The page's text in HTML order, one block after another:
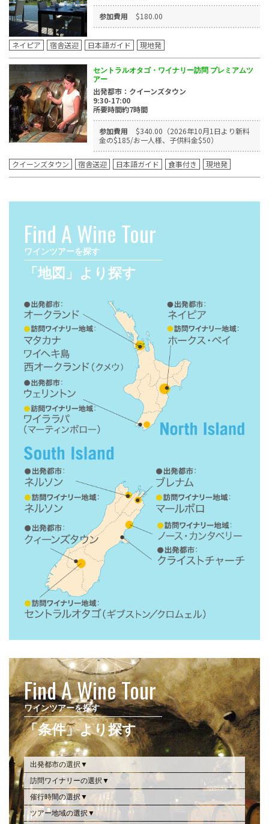
参加費用 $180.00
ネイピア 宿舎送迎 日本語ガイド 現地発
セントラルオタゴ・ワイナリー訪問 プレミアムツ
アー
出発都市：クイーンズタウン
9:30-17:00
所要時間約7時間
参加費用
$340.00（2026年10月1日より新料
金の$185/お一人様、子供料金$50）
クイーンズタウン 宿舎送迎 日本語ガイド 食事付き 現地発
Find A Wine Tour
ワインツアーを探す
「地図」より探す
Find A Wine Tour
ワインツアーを探す
「条件」より探す